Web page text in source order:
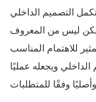
التصميم الداخلي
ليس من المعروف
للاهتمام المناسب
ويجعله عمليًا